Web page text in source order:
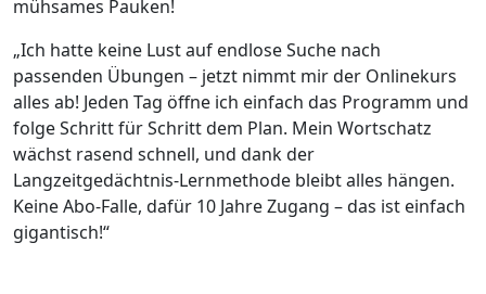
mühsames Pauken!
„Ich hatte keine Lust auf endlose Suche nach
passenden Übungen – jetzt nimmt mir der Onlinekurs
alles ab! Jeden Tag öffne ich einfach das Programm und
folge Schritt für Schritt dem Plan. Mein Wortschatz
wächst rasend schnell, und dank der
Langzeitgedächtnis-Lernmethode bleibt alles hängen.
Keine Abo-Falle, dafür 10 Jahre Zugang – das ist einfach
gigantisch!“